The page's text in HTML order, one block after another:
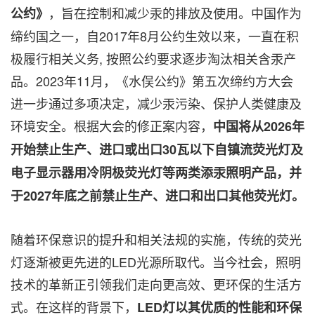
公约》 ，旨在控制和减少汞的排放及使用。中国作为
缔约国之一，自2017年8月公约生效以来，一直在积
极履行相关义务, 按照公约要求逐步淘汰相关含汞产
品。2023年11月，《水俣公约》第五次缔约方大会
进一步通过多项决定，减少汞污染、保护人类健康及
环境安全。根据大会的修正案内容， 中国将从2026年
开始禁止生产、进口或出口30瓦以下自镇流荧光灯及
电子显示器用冷阴极荧光灯等两类添汞照明产品，并
于2027年底之前禁止生产、进口和出口其他荧光灯。
随着环保意识的提升和相关法规的实施，传统的荧光
灯逐渐被更先进的LED光源所取代。当今社会，照明
技术的革新正引领我们走向更高效、更环保的生活方
式。在这样的背景下， LED灯以其优质的性能和环保